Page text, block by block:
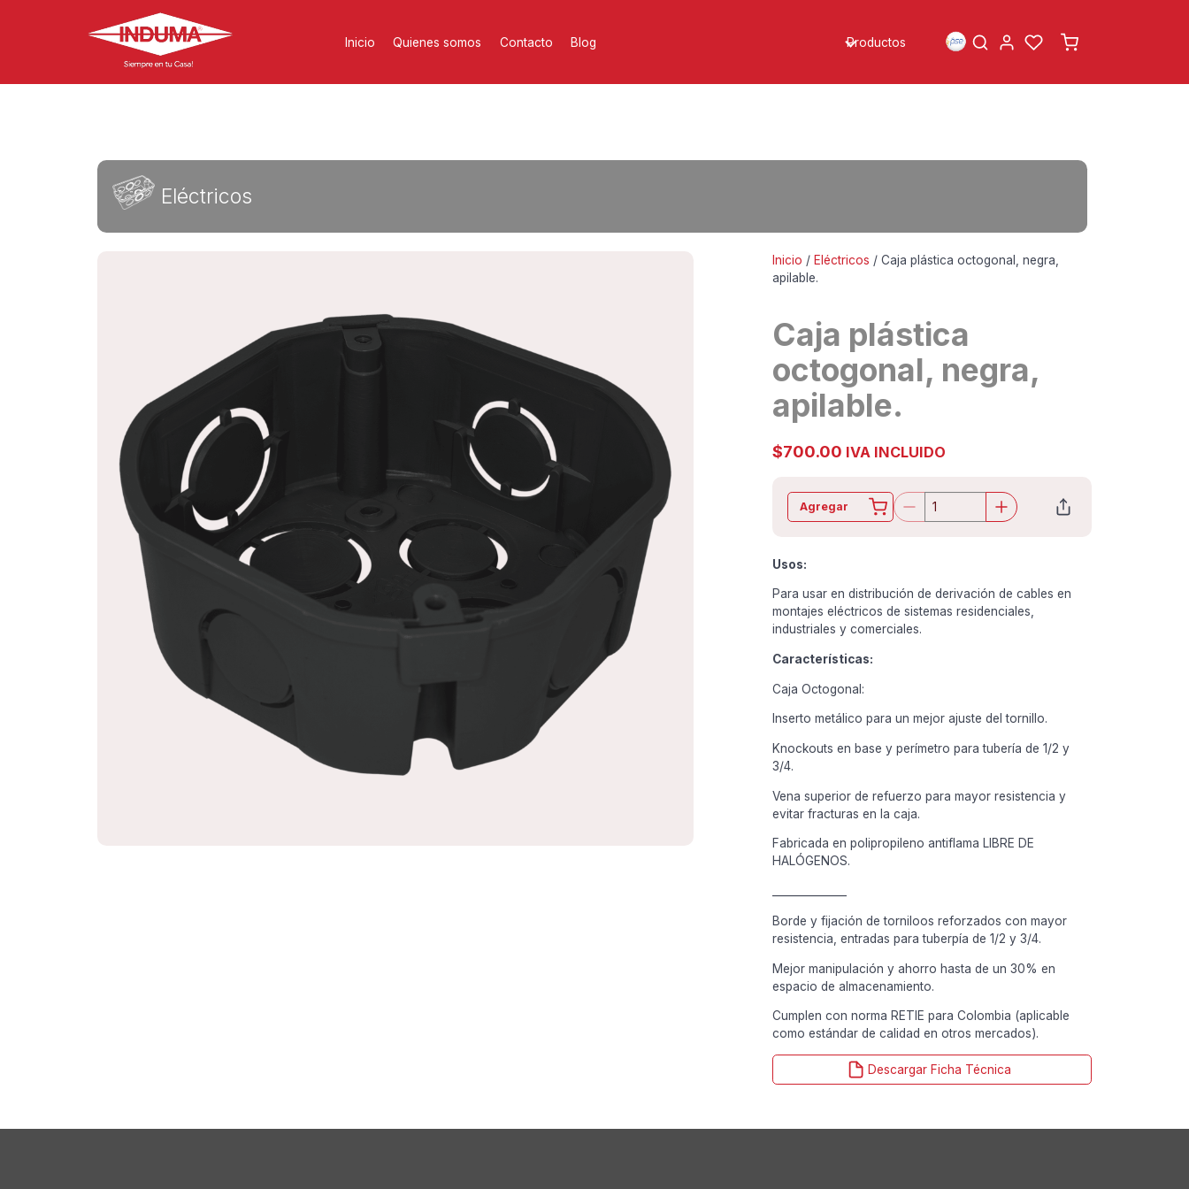
Inicio Quienes somos Contacto Blog Productos
Eléctricos
Inicio / Eléctricos / Caja plástica octogonal, negra,
apilable.
Caja plástica
octogonal, negra,
apilable.
$700.00 IVA INCLUIDO
Agregar
Usos:
Para usar en distribución de derivación de cables en
montajes eléctricos de sistemas residenciales,
industriales y comerciales.
Características:
Caja Octogonal:
Inserto metálico para un mejor ajuste del tornillo.
Knockouts en base y perímetro para tubería de 1/2 y
3/4.
Vena superior de refuerzo para mayor resistencia y
evitar fracturas en la caja.
Fabricada en polipropileno antiflama LIBRE DE
HALÓGENOS.
Borde y fijación de torniloos reforzados con mayor
resistencia, entradas para tuberpía de 1/2 y 3/4.
Mejor manipulación y ahorro hasta de un 30% en
espacio de almacenamiento.
Cumplen con norma RETIE para Colombia (aplicable
como estándar de calidad en otros mercados).
Descargar Ficha Técnica